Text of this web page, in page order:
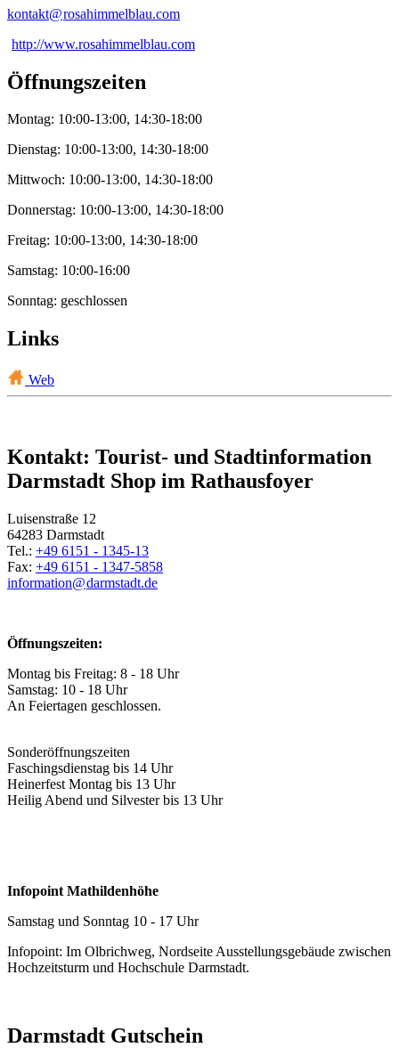
kontakt@rosahimmelblau.com
http://www.rosahimmelblau.com
Öffnungszeiten
Montag: 10:00-13:00, 14:30-18:00
Dienstag: 10:00-13:00, 14:30-18:00
Mittwoch: 10:00-13:00, 14:30-18:00
Donnerstag: 10:00-13:00, 14:30-18:00
Freitag: 10:00-13:00, 14:30-18:00
Samstag: 10:00-16:00
Sonntag: geschlossen
Links
Web
Kontakt: Tourist- und Stadtinformation
Darmstadt Shop im Rathausfoyer
Luisenstraße 12
64283 Darmstadt
Tel.: +49 6151 - 1345-13
Fax: +49 6151 - 1347-5858
information@darmstadt.de
Öffnungszeiten:
Montag bis Freitag: 8 - 18 Uhr
Samstag: 10 - 18 Uhr
An Feiertagen geschlossen.
Sonderöffnungszeiten
Faschingsdienstag bis 14 Uhr
Heinerfest Montag bis 13 Uhr
Heilig Abend und Silvester bis 13 Uhr
Infopoint Mathildenhöhe
Samstag und Sonntag 10 - 17 Uhr
Infopoint: Im Olbrichweg, Nordseite Ausstellungsgebäude zwischen
Hochzeitsturm und Hochschule Darmstadt.
Darmstadt Gutschein